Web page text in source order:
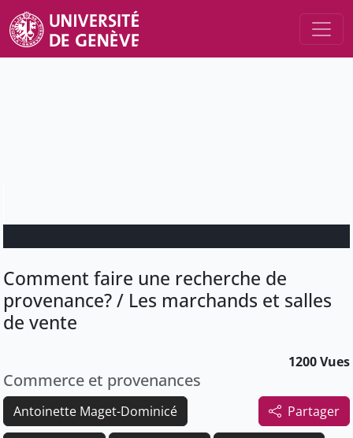
Comment faire une recherche de
provenance? / Les marchands et salles
de vente
1200 Vues
Commerce et provenances
Partager
Antoinette Maget-Dominicé